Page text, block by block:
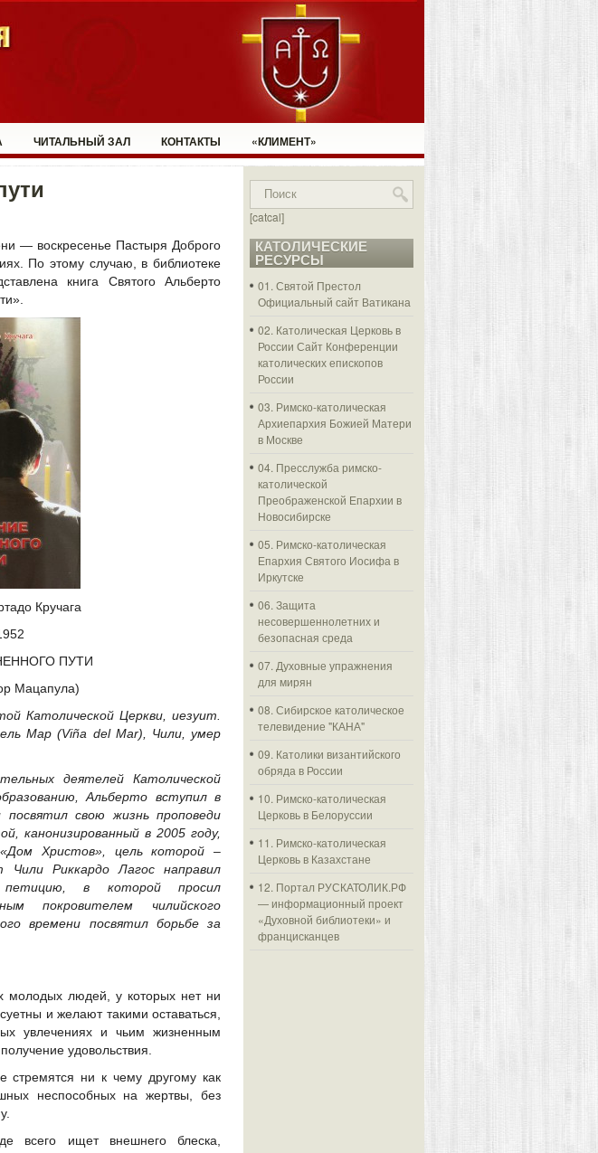
ЧИТАЛЬНЫЙ ЗАЛ КОНТАКТЫ «КЛИМЕНТ»
— воскресенье Пастыря Доброго
По этому случаю, в библиотеке
книга Святого Альберто
Кручага
ПУТИ
Мацапула)
Католической Церкви, иезуит.
Мар (Viña del Mar), Чили, умер
деятелей Католической
Альберто вступил в
свою жизнь проповеди
канонизированный в 2005 году,
Христов», цель которой –
Риккардо Лагос направил
петицию, в которой просил
покровителем чилийского
времени посвятил борьбе за
молодых людей, у которых нет ни
и желают такими оставаться,
увлечениях и чьим жизненным
удовольствия.
стремятся ни к чему другому как
неспособных на жертвы, без
всего ищет внешнего блеска,
[catcal]
КАТОЛИЧЕСКИЕ
РЕСУРСЫ
01. Святой Престол
Официальный сайт Ватикана
02. Католическая Церковь в
России Сайт Конференции
католических епископов
России
03. Римско-католическая
Архиепархия Божией Матери
в Москве
04. Пресслужба римско-
католической
Преображенской Епархии в
Новосибирске
05. Римско-католическая
Епархия Святого Иосифа в
Иркутске
06. Защита
несовершеннолетних и
безопасная среда
07. Духовные упражнения
для мирян
08. Сибирское католическое
телевидение "КАНА"
09. Католики византийского
обряда в России
10. Римско-католическая
Церковь в Белоруссии
11. Римско-католическая
Церковь в Казахстане
12. Портал РУСКАТОЛИК.РФ
— информационный проект
«Духовной библиотеки» и
францисканцев